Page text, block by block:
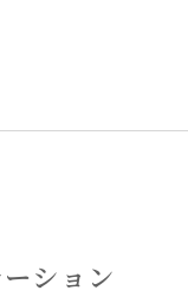
ション